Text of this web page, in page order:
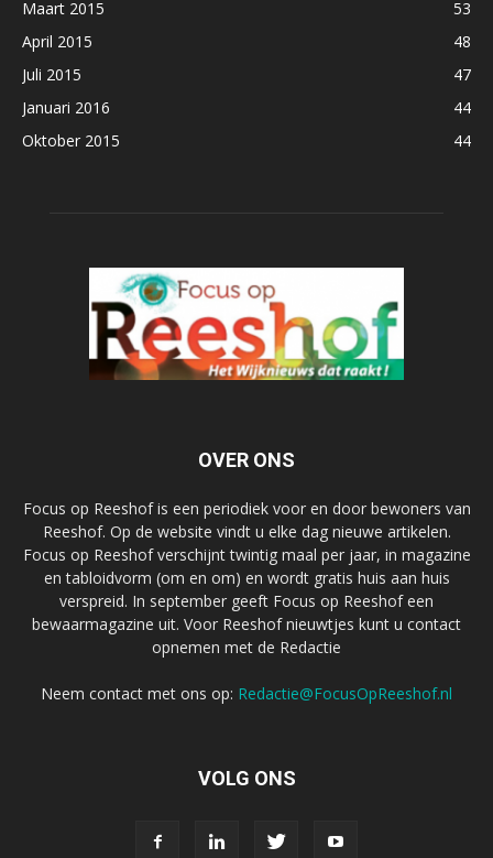
Maart 2015
53
April 2015
48
Juli 2015
47
Januari 2016
44
Oktober 2015
44
OVER ONS
Focus op Reeshof is een periodiek voor en door bewoners van
Reeshof. Op de website vindt u elke dag nieuwe artikelen.
Focus op Reeshof verschijnt twintig maal per jaar, in magazine
en tabloidvorm (om en om) en wordt gratis huis aan huis
verspreid. In september geeft Focus op Reeshof een
bewaarmagazine uit. Voor Reeshof nieuwtjes kunt u contact
opnemen met de Redactie
Neem contact met ons op: Redactie@FocusOpReeshof.nl
VOLG ONS